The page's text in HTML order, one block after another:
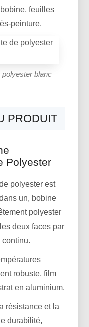
feuilles
peinture.
polyester blanc
PRODUIT
Polyester
polyester est
un, bobine
polyester
deux faces par
robuste, film
en aluminium.
résistance et la
durabilité,